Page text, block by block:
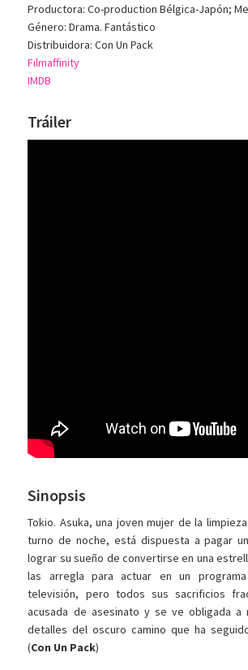
Productora: Co-production Bélgica-Japón;
Género: Drama. Fantástico
Distribuidora: Con Un Pack
Filmaffinity
IMDB
Tráiler
Sinopsis
Tokio. Asuka, una joven mujer de la
turno de noche, está dispuesta a pagar
lograr su sueño de convertirse en una
las arregla para actuar en un
televisión, pero todos sus sacrificios
acusada de asesinato y se ve obligada
detalles del oscuro camino que ha
(Con Un Pack)